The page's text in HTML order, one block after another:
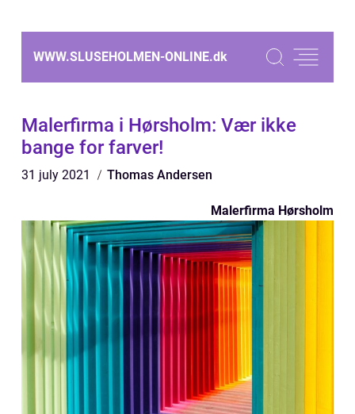
WWW.SLUSEHOLMEN-ONLINE.dk
Malerfirma i Hørsholm: Vær ikke
bange for farver!
31 july 2021 Thomas Andersen
Malerfirma Hørsholm